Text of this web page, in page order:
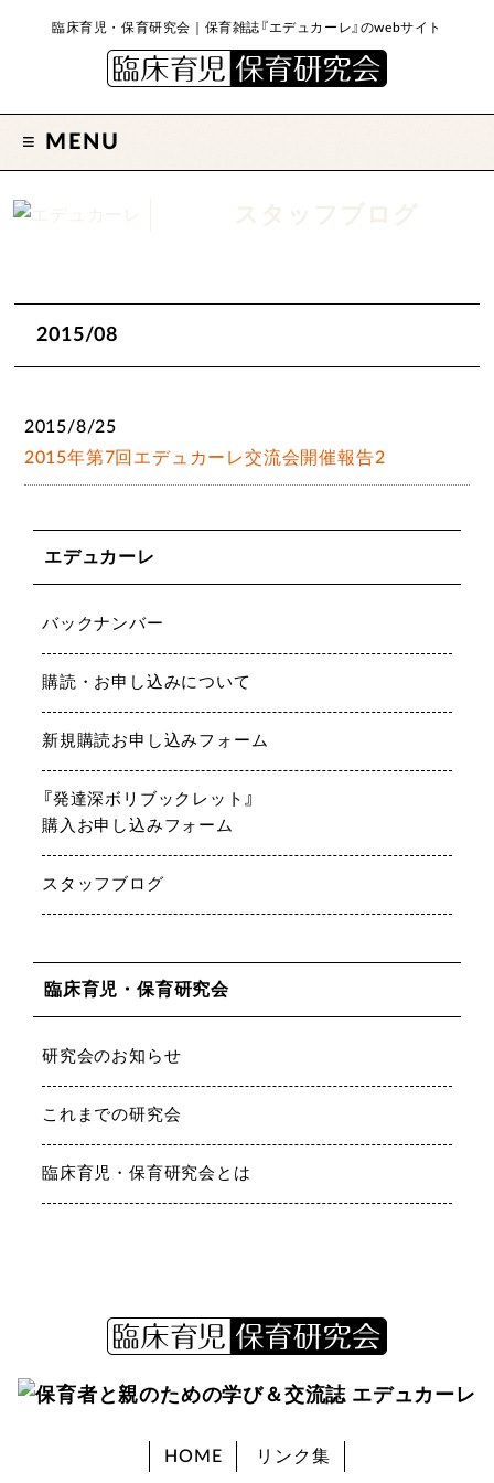
臨床育児・保育研究会｜保育雑誌『エデュカーレ』のwebサイト
MENU
2015/08
2015/8/25
2015年第7回エデュカーレ交流会開催報告2
エデュカーレ
バックナンバー
購読・お申し込みについて
新規購読お申し込みフォーム
『発達深ボリブックレット』
購入お申し込みフォーム
スタッフブログ
臨床育児・保育研究会
研究会のお知らせ
これまでの研究会
臨床育児・保育研究会とは
HOME リンク集